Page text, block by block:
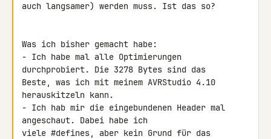
auch langsamer) werden muss. Ist das so?
Was ich bisher gemacht habe:
- Ich habe mal alle Optimierungen
durchprobiert. Die 3278 Bytes sind das
Beste, was ich mit meinem AVRStudio 4.10
herauskitzeln kann.
- Ich hab mir die eingebundenen Header mal
angeschaut. Dabei habe ich
viele #defines, aber kein Grund für das